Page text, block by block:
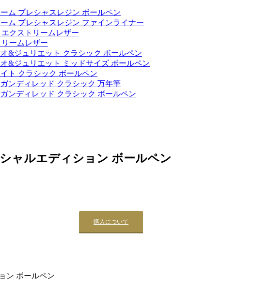
ム プレシャスレジン ボールペン
ム プレシャスレジン ファインライナー
クストリームレザー
ームレザー
&ジュリエット クラシック ボールペン
&ジュリエット ミッドサイズ ボールペン
ト クラシック ボールペン
ンディレッド クラシック 万年筆
ンディレッド クラシック ボールペン
ャルエディション ボールペン
購入について
ン ボールペン